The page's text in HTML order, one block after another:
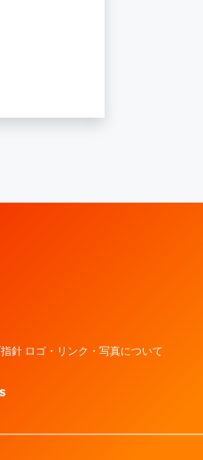
針 ロゴ・リンク・写真について